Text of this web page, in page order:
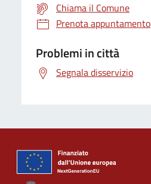
Chiama il Comune
Prenota appuntamento
Problemi in città
Segnala disservizio